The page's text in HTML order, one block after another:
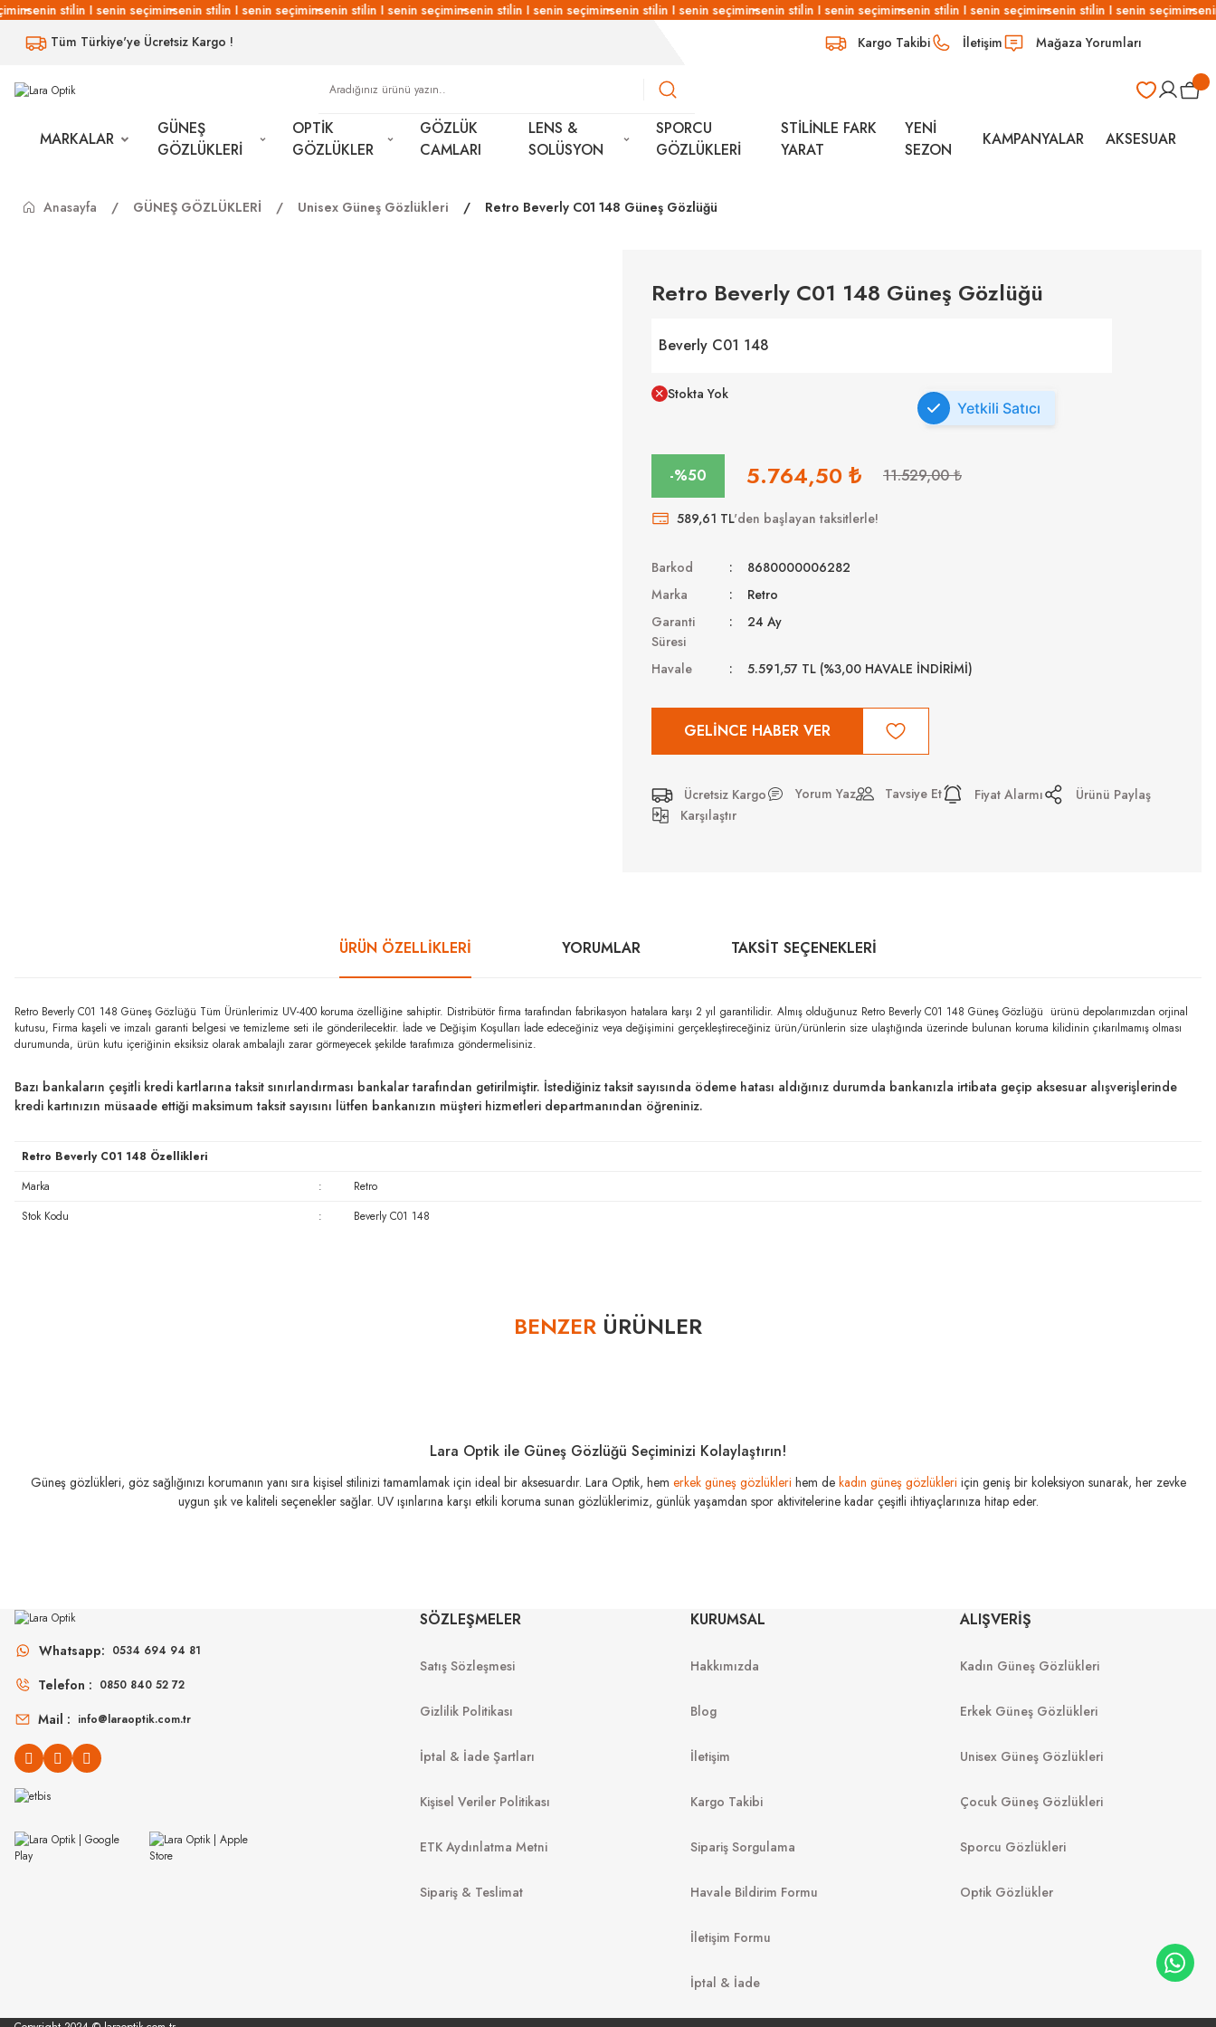
senin stilin I senin seçiminsenin stilin I senin seçiminsenin stilin I senin seçiminsenin stilin I senin seçiminsenin stilin I senin seçiminsenin stilin I senin seçiminsenin stilin I senin seçiminsenin stilin I senin seçiminsenin
Tüm Türkiye'ye Ücretsiz Kargo !
Kargo Takibi İletişim Mağaza Yorumları
MARKALAR
GÜNEŞ
GÖZLÜKLERİ
OPTİK
GÖZLÜKLER
GÖZLÜK
CAMLARI
LENS &
SOLÜSYON
SPORCU
GÖZLÜKLERİ
STİLİNLE FARK
YARAT
YENİ
SEZON
KAMPANYALAR AKSESUAR
Anasayfa GÜNEŞ GÖZLÜKLERİ Unisex Güneş Gözlükleri Retro Beverly C01 148 Güneş Gözlüğü
Retro Beverly C01 148 Güneş Gözlüğü
Beverly C01 148
Stokta Yok
Yetkili Satıcı
-%50 5.764,50 ₺ 11.529,00 ₺
589,61 TL'den başlayan taksitlerle!
Barkod
8680000006282
Marka
Retro
Garanti
Süresi
24 Ay
Havale 5.591,57 TL (%3,00 HAVALE İNDİRİMİ)
GELINCE HABER VER
Ücretsiz Kargo Yorum Yaz Tavsiye Et Fiyat Alarmı
Ürünü Paylaş
Karşılaştır
ÜRÜN ÖZELLİKLERİ YORUMLAR TAKSIT SEÇENEKLERI
Retro Beverly C01 148 Güneş Gözlüğü Tüm Ürünlerimiz UV-400 koruma özelliğine sahiptir. Distribütör firma tarafından fabrikasyon hatalara karşı 2 yıl garantilidir. Almış olduğunuz Retro Beverly C01 148 Güneş Gözlüğü ürünü depolarımızdan orjinal
kutusu, Firma kaşeli ve imzalı garanti belgesi ve temizleme seti ile gönderilecektir. İade ve Değişim Koşulları İade edeceğiniz veya değişimini gerçekleştireceğiniz ürün/ürünlerin size ulaştığında üzerinde bulunan koruma kilidinin çıkarılmamış olması
durumunda, ürün kutu içeriğinin eksiksiz olarak ambalajlı zarar görmeyecek şekilde tarafımıza göndermelisiniz.
Bazı bankaların çeşitli kredi kartlarına taksit sınırlandırması bankalar tarafından getirilmiştir. İstediğiniz taksit sayısında ödeme hatası aldığınız durumda bankanızla irtibata geçip aksesuar alışverişlerinde
kredi kartınızın müsaade ettiği maksimum taksit sayısını lütfen bankanızın müşteri hizmetleri departmanından öğreniniz.
Retro Beverly C01 148 Özellikleri
Marka
:
Retro
Stok Kodu
: Beverly C01 148
BENZER ÜRÜNLER
Rb 2230 902/51 51
%45 12.723₺ 6.998
Rb 0103S 001/VR 53
%45
Rb 4840S 601S71 52 Rb 4840S 601S71 50
13.180₺ 7.249₺
OAKLEY
Spindrift OO 9474 947405 52
Lara Optik ile Güneş Gözlüğü Seçiminizi Kolaylaştırın!
Güneş gözlükleri, göz sağlığınızı korumanın yanı sıra kişisel stilinizi tamamlamak için ideal bir aksesuardır. Lara Optik, hem erkek güneş gözlükleri hem de kadın güneş gözlükleri için geniş bir koleksiyon sunarak, her zevke
uygun şık ve kaliteli seçenekler sağlar. UV ışınlarına karşı etkili koruma sunan gözlüklerimiz, günlük yaşamdan spor aktivitelerine kadar çeşitli ihtiyaçlarınıza hitap eder.
Whatsapp: 0534 694 94 81
Telefon : 0850 840 52 72
Mail : info@laraoptik.com.tr
SÖZLEŞMELER
Satış Sözleşmesi
Gizlilik Politikası
İptal & İade Şartları
Kişisel Veriler Politikası
ETK Aydınlatma Metni
Sipariş & Teslimat
KURUMSAL
Hakkımızda
Blog
İletişim
Kargo Takibi
Sipariş Sorgulama
Havale Bildirim Formu
İletişim Formu
İptal & İade
ALIŞVERİŞ
Kadın Güneş Gözlükleri
Erkek Güneş Gözlükleri
Unisex Güneş Gözlükleri
Çocuk Güneş Gözlükleri
Sporcu Gözlükleri
Optik Gözlükler